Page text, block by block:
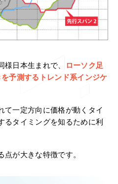
様日本生まれで、
ローソク足
予測するトレンド系インジケ
て一定方向に価格が動くタイ
るタイミングを知るために利
点が大きな特徴です。